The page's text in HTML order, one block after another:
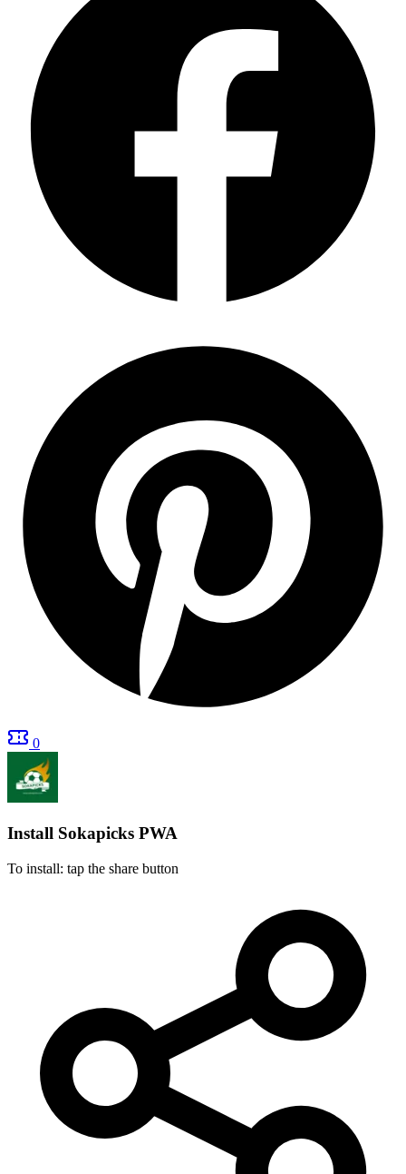
0
Install Sokapicks PWA
To install: tap the share button